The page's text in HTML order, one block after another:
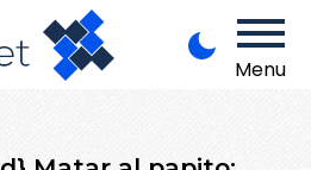
Menu